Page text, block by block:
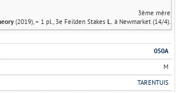
3ème mère
(2019), + 1 pl., 3e Feilden StakesL. à Newmarket (14/4).
050A
M
TARENTUIS